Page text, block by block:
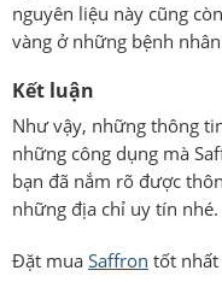
nguyên liệu này cũng
vàng ở những bệnh
Kết luận
Như vậy, những thông
những công dụng mà
bạn đã nắm rõ được
những địa chỉ uy tín nhé.
Đặt mua Saffron tốt nhất